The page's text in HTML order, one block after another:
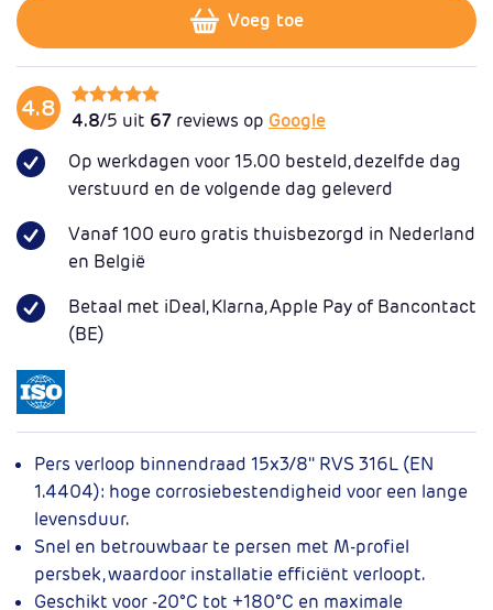
Voeg toe
4.8 4.8/5 uit 67 reviews op Google
Op werkdagen voor 15.00 besteld, dezelfde dag
verstuurd en de volgende dag geleverd
Vanaf 100 euro gratis thuisbezorgd in Nederland
en België
Betaal met iDeal, Klarna, Apple Pay of Bancontact
(BE)
Pers verloop binnendraad 15x3/8'' RVS 316L (EN
1.4404): hoge corrosiebestendigheid voor een lange
levensduur.
Snel en betrouwbaar te persen met M-profiel
persbek, waardoor installatie efficiënt verloopt.
Geschikt voor -20°C tot +180°C en maximale